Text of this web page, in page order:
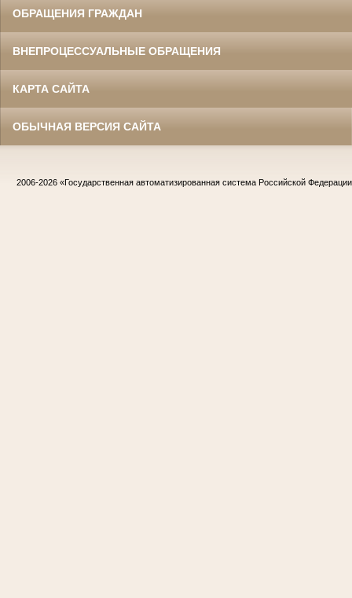
ОБРАЩЕНИЯ ГРАЖДАН
ВНЕПРОЦЕССУАЛЬНЫЕ ОБРАЩЕНИЯ
КАРТА САЙТА
ОБЫЧНАЯ ВЕРСИЯ САЙТА
2006-2026 «Государственная автоматизированная система Российской